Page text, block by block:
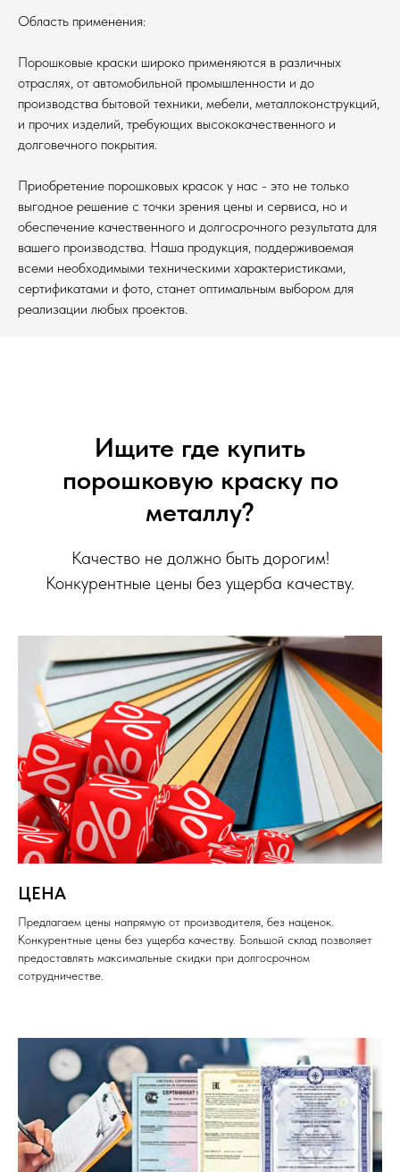
Область применения:
Порошковые краски широко применяются в различных
отраслях, от автомобильной промышленности и до
производства бытовой техники, мебели, металлоконструкций,
и прочих изделий, требующих высококачественного и
долговечного покрытия.
Приобретение порошковых красок у нас - это не только
выгодное решение с точки зрения цены и сервиса, но и
обеспечение качественного и долгосрочного результата для
вашего производства. Наша продукция, поддерживаемая
всеми необходимыми техническими характеристиками,
сертификатами и фото, станет оптимальным выбором для
реализации любых проектов.
Ищите где купить
порошковую краску по
металлу?
Качество не должно быть дорогим!
Конкурентные цены без ущерба качеству.
ЦЕНА
Предлагаем цены напрямую от производителя, без наценок.
Конкурентные цены без ущерба качеству. Большой склад позволяет
предоставлять максимальные скидки при долгосрочном
сотрудничестве.